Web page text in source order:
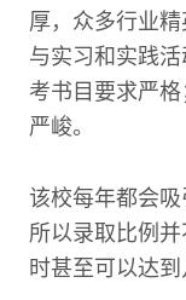
厚，众多行业
与实习和实践
考书目要求严
严峻。
该校每年都会
所以录取比例
时甚至可以达